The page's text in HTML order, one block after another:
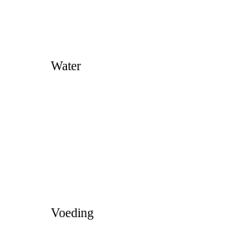
Water
Voeding